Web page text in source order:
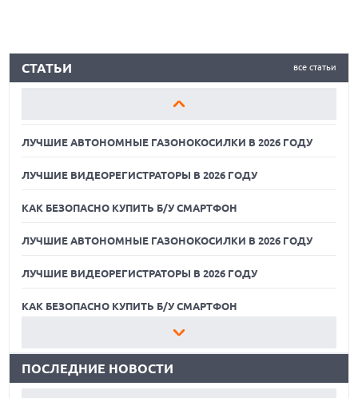
все статьи
СТАТЬИ
КАК БЕЗОПАСНО КУПИТЬ Б/У СМАРТФОН
ЛУЧШИЕ АВТОНОМНЫЕ ГАЗОНОКОСИЛКИ В 2026 ГОДУ
ЛУЧШИЕ ВИДЕОРЕГИСТРАТОРЫ В 2026 ГОДУ
КАК БЕЗОПАСНО КУПИТЬ Б/У СМАРТФОН
ЛУЧШИЕ АВТОНОМНЫЕ ГАЗОНОКОСИЛКИ В 2026 ГОДУ
ЛУЧШИЕ ВИДЕОРЕГИСТРАТОРЫ В 2026 ГОДУ
КАК БЕЗОПАСНО КУПИТЬ Б/У СМАРТФОН
ЛУЧШИЕ АВТОНОМНЫЕ ГАЗОНОКОСИЛКИ В 2026 ГОДУ
ЛУЧШИЕ ВИДЕОРЕГИСТРАТОРЫ В 2026 ГОДУ
ПОСЛЕДНИЕ НОВОСТИ
07.08.2026
НА КЕЙСЕ ДЛЯ УПРАВЛЕНИЯ МУЗЫКОЙ